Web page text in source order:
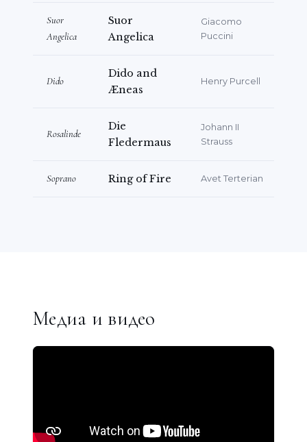
Suor
Angelica
Suor
Angelica
Giacomo
Puccini
Dido
Dido and
Æneas
Henry Purcell
Rosalinde
Die
Fledermaus
Johann II
Strauss
Soprano Ring of Fire Avet Terterian
Медиа и видео